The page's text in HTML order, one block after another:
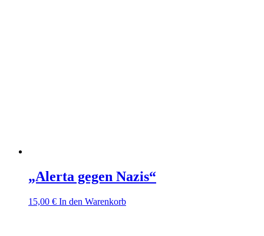
„Alerta gegen Nazis“
15,00 € In den Warenkorb